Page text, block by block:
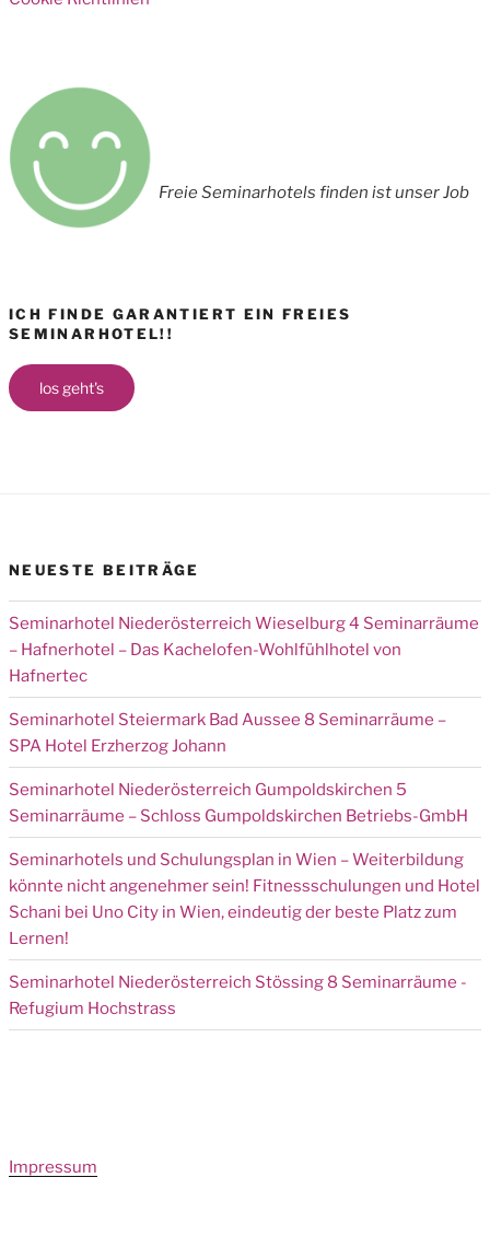
Freie Seminarhotels finden ist unser Job
ICH FINDE GARANTIERT EIN FREIES
SEMINARHOTEL!!
los geht's
NEUESTE BEITRÄGE
Seminarhotel Niederösterreich Wieselburg 4 Seminarräume
– Hafnerhotel – Das Kachelofen-Wohlfühlhotel von
Hafnertec
Seminarhotel Steiermark Bad Aussee 8 Seminarräume –
SPA Hotel Erzherzog Johann
Seminarhotel Niederösterreich Gumpoldskirchen 5
Seminarräume – Schloss Gumpoldskirchen Betriebs-GmbH
Seminarhotels und Schulungsplan in Wien – Weiterbildung
könnte nicht angenehmer sein! Fitnessschulungen und Hotel
Schani bei Uno City in Wien, eindeutig der beste Platz zum
Lernen!
Seminarhotel Niederösterreich Stössing 8 Seminarräume -
Refugium Hochstrass
Impressum